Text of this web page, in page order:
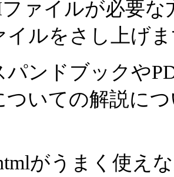
ァイルが必要な
イルをさし上げ
パンドブックや
ついての解説に
がうまく使え